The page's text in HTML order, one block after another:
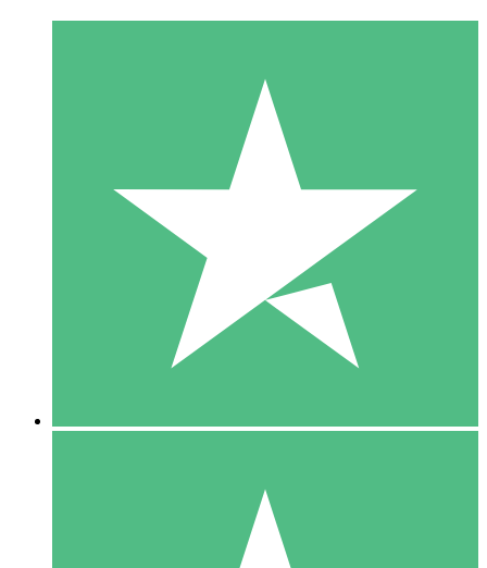
Packs de Crédits Individuels
Payez à l'utilisation avec des crédits de téléchargement. Sans
1 Téléchargement
10 00
10 Téléchargements
20 00